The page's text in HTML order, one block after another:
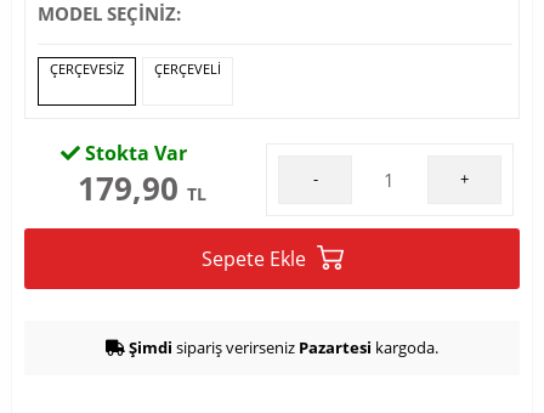
MODEL SEÇİNİZ:
ÇERÇEVESIZ ÇERÇEVELI
Stokta Var
179,90 TL
- +
Sepete Ekle
Şimdi sipariş verirseniz Pazartesi kargoda.